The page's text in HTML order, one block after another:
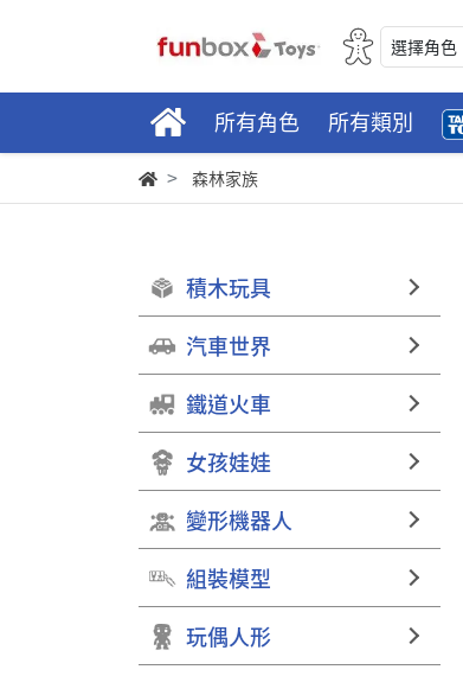
選擇角色
所有角色 所有類別
森林家族
積木玩具
汽車世界
鐵道火車
女孩娃娃
變形機器人
組裝模型
玩偶人形